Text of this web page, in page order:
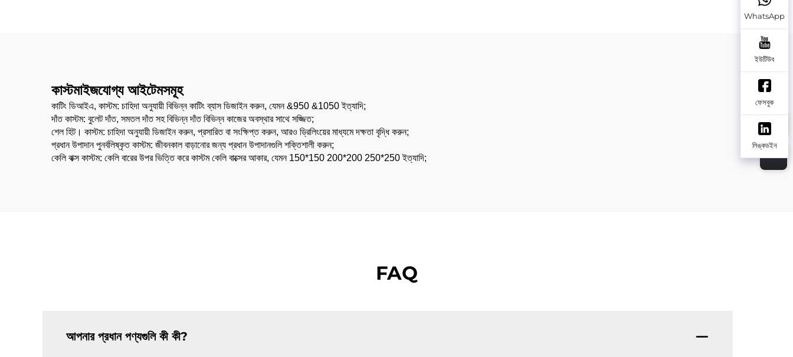
কাস্টমাইজযোগ্য আইটেমসমূহ
কাটিং ডিআইএ, কাস্টম: চাহিদা অনুযায়ী বিভিন্ন কাটিং ব্যাস ডিজাইন করুন, যেমন &950 &1050 ইত্যাদি;
দাঁত কাস্টম: বুলেট দাঁত, সমতল দাঁত সহ বিভিন্ন দাঁত বিভিন্ন কাজের অবস্থার সাথে সজ্জিত;
শেল হিট। কাস্টম: চাহিদা অনুযায়ী ডিজাইন করুন, প্রসারিত বা সংক্ষিপ্ত করুন, আরও ড্রিলিংয়ের মাধ্যমে দক্ষতা বৃদ্ধি করুন;
প্রধান উপাদান পুনর্বলিষ্কৃত কাস্টম: জীবনকাল বাড়ানোর জন্য প্রধান উপাদানগুলি শক্তিশালী করুন;
কেলি বাক্স কাস্টম: কেলি বারের উপর ভিত্তি করে কাস্টম কেলি বাক্সের আকার, যেমন 150*150 200*200 250*250 ইত্যাদি;
FAQ
আপনার প্রধান পণ্যগুলি কী কী?
WhatsApp
ইউটিউব
ফেসবুক
লিঙ্কডইন